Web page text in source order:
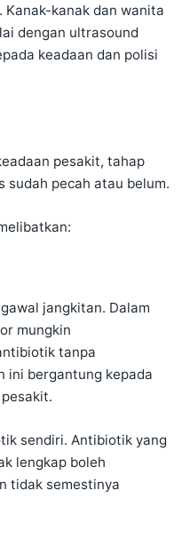
kanak dan wanita
dengan ultrasound
keadaan dan polisi
pesakit, tahap
sudah pecah atau belum.
jangkitan. Dalam
mungkin
tanpa
ini bergantung kepada
sendiri. Antibiotik yang
lengkap boleh
tidak semestinya